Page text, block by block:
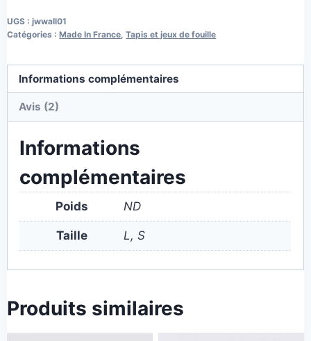
UGS :jwwall01
Catégories :Made In France,Tapis et jeux de fouille
Informations complémentaires
Avis (2)
Informations
complémentaires
Poids ND
Taille L, S
Produits similaires